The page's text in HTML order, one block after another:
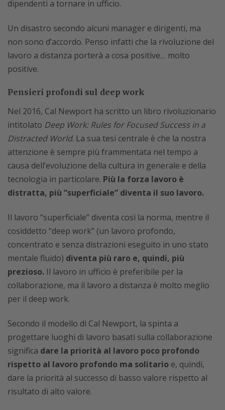
dipendenti a tornare in ufficio.
Un disastro secondo alcuni manager e dirigenti, ma
non sono d’accordo. Penso infatti che la rivoluzione del
lavoro a distanza porterà a cosa positive… molto
positive.
Pensieri profondi sul deep work
Nel 2016, Cal Newport ha scritto un libro rivoluzionario
intitolato Deep Work: Rules for Focused Success in a
Distracted World. La sua tesi centrale è che la nostra
attenzione è sempre più frammentata nel tempo a
causa dell’evoluzione della cultura in generale e della
tecnologia in particolare. Più la forza lavoro è
distratta, più “superficiale” diventa il suo lavoro.
Il lavoro “superficiale” diventa così la norma, mentre il
cosiddetto “deep work” (un lavoro profondo,
concentrato e senza distrazioni eseguito in uno stato
mentale fluido) diventa più raro e, quindi, più
prezioso. Il lavoro in ufficio è preferibile per la
collaborazione, ma il lavoro a distanza è molto meglio
per il deep work.
Secondo il modello di Cal Newport, la spinta a
progettare luoghi di lavoro basati sulla collaborazione
significa dare la priorità al lavoro poco profondo
rispetto al lavoro profondo ma solitario e, quindi,
dare la priorità al successo di basso valore rispetto al
risultato di alto valore.